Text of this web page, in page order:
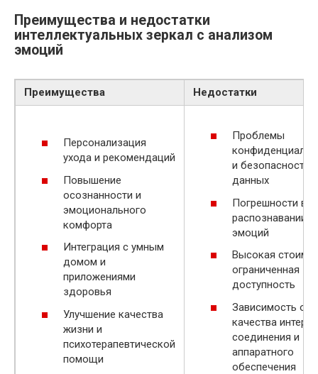
Преимущества и недостатки
интеллектуальных зеркал с анализом
эмоций
Преимущества Недостатки
Персонализация
ухода и рекомендаций
Повышение
осознанности и
эмоционального
комфорта
Интеграция с умным
домом и
приложениями
здоровья
Улучшение качества
жизни и
психотерапевтической
помощи
Проблемы
и безопасности
данных
Погрешности в
распознавании
эмоций
Высокая
ограниченная
доступность
Зависимость от
качества
соединения и
аппаратного
обеспечения